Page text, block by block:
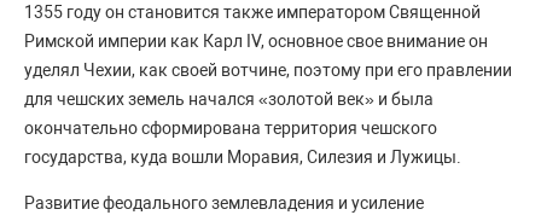
1355 году он становится также императором Священной
Римской империи как Карл IV, основное свое внимание он
уделял Чехии, как своей вотчине, поэтому при его правлении
для чешских земель начался «золотой век» и была
окончательно сформирована территория чешского
государства, куда вошли Моравия, Силезия и Лужицы.
Развитие феодального землевладения и усиление